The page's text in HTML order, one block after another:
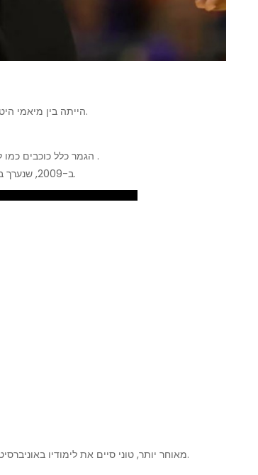
ההופעה הראשונה שלו בגמר ה-NBA הייתה בין מיאמי היט ואוקלהומה סיטי ת'אנדר ב-2012.
הגמר כלל כוכבים כמו לברון ג'יימס , דוויין ווייד , קווין דוראנט , ג'יימס הארדן , ו ראסל ווסטברוק .
יתרה מכך, טוני ניהל את משחק האולסטאר של ה-NBA ב-2009, שנערך בפיניקס, אריזונה.
מאוחר יותר, טוני סיים את לימודיו באוניברסיטת אולד דומיניון עם תואר ראשון במנהל עסקים ומערכות מידע ניהוליות.